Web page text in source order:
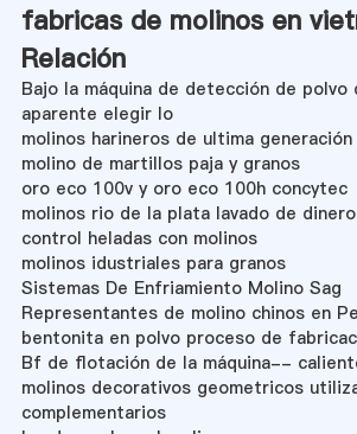
fabricas de molinos en
Relación
Bajo la máquina de detección de polvo
aparente elegir lo
molinos harineros de ultima generación
molino de martillos paja y granos
oro eco 100v y oro eco 100h concytec
molinos rio de la plata lavado de
control heladas con molinos
molinos idustriales para granos
Sistemas De Enfriamiento Molino Sag
Representantes de molino chinos en
bentonita en polvo proceso de
Bf de flotación de la máquina--
molinos decorativos geometricos
complementarios